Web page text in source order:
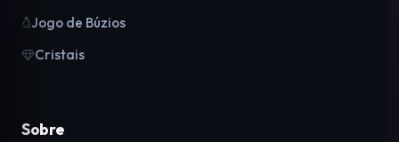
Jogo de Búzios
Cristais
Sobre